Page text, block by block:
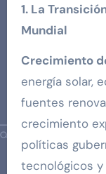
1. La
Mundial
Crecimiento
energía solar,
fuentes
crecimiento
políticas
tecnológicos